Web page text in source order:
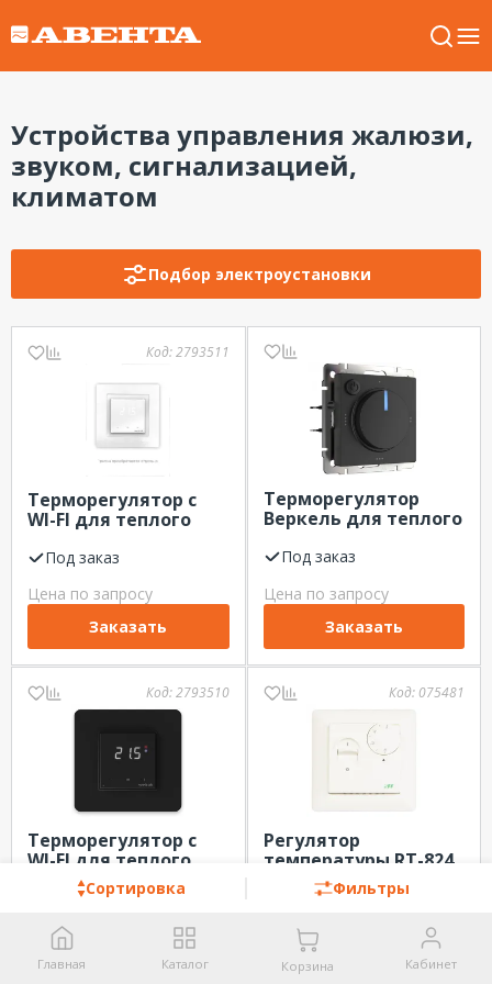
Устройства управления жалюзи,
звуком, сигнализацией,
климатом
Сортировка Фильтры
Подбор электроустановки
Код:2793511
Терморегулятор с
WI-FI для теплого
Под заказ
Цена по запросу
Заказать
Терморегулятор
Веркель для теплого
черный
Под заказ
Цена по запросу
Заказать
Код:2793510
Терморегулятор с
WI-FI для теплого
пола Welrok vz bk atl
Под заказ
Цена по запросу
Заказать
Код: 075481
Регулятор
температуры RT-824
F&F от +5 до +35 С,
Под заказ
Цена по запросу
Заказать
Главная Каталог Корзина Кабинет